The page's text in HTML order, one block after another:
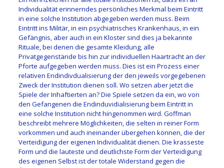
Individualität erinnerndes persönliches Merkmal beim Eintritt
in eine solche Institution abgegeben werden muss. Beim
Eintritt ins Militär, in ein psychiatrisches Krankenhaus, in ein
Gefängnis, aber auch in ein Kloster sind dies ja bekannte
Rituale, bei denen die gesamte Kleidung, alle
Privatgegenstände bis hin zur individuellen Haartracht an der
Pforte aufgegeben werden muss. Dies ist ein Prozess einer
relativen Endindivdualisierung der den jeweils vorgegebenen
Zweck der Institution dienen soll. Wo setzen aber jetzt die
Spiele der Inhaftierten an? Die Spiele setzen da ein, wo von
den Gefangenen die Endinduvidialisierung beim Eintritt in
eine solche Institution nicht hingenommen wird. Goffman
beschreibt mehrere Möglichkeiten, die selten in reiner Form
vorkommen und auch ineinander übergehen können, die der
Verteidigung der eigenen Individualität dienen. Die krasseste
Form und die lauteste und deutlichste Form der Verteidigung
des eigenen Selbst ist der totale Widerstand gegen die